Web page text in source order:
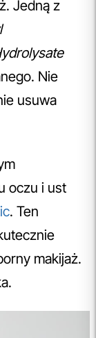
Jedną z
Nie
usuwa
oczu i ust
. Ten
makijaż.